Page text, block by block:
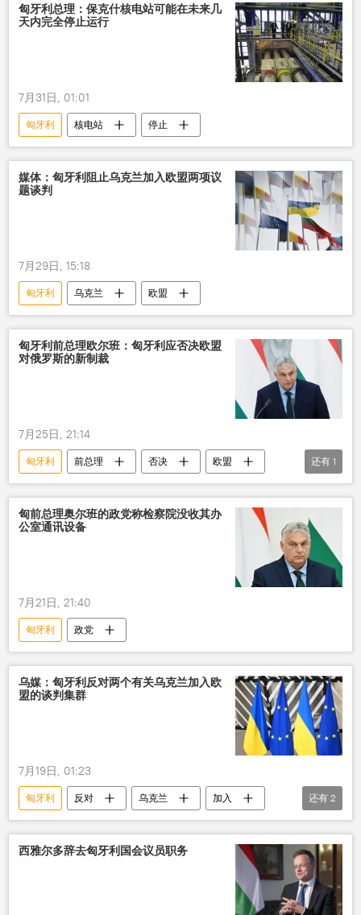
匈牙利总理：保克什核电站可能在未来几
天内完全停止运行
7月31日, 01:01
匈牙利 核电站 停止
媒体：匈牙利阻止乌克兰加入欧盟两项议
题谈判
7月29日, 15:18
匈牙利 乌克兰 欧盟
匈牙利前总理欧尔班：匈牙利应否决欧盟
对俄罗斯的新制裁
7月25日, 21:14
匈牙利 前总理 否决
欧盟
反俄制裁
还有 1
匈前总理奥尔班的政党称检察院没收其办
公室通讯设备
7月21日, 21:40
匈牙利 政党
乌媒：匈牙利反对两个有关乌克兰加入欧
盟的谈判集群
7月19日, 01:23
匈牙利 反对 乌克兰
加入
欧盟
谈判
还有 2
西雅尔多辞去匈牙利国会议员职务